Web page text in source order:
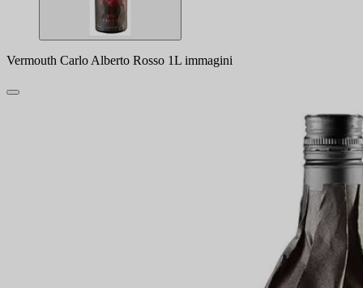
Vermouth Carlo Alberto Rosso 1L immagini